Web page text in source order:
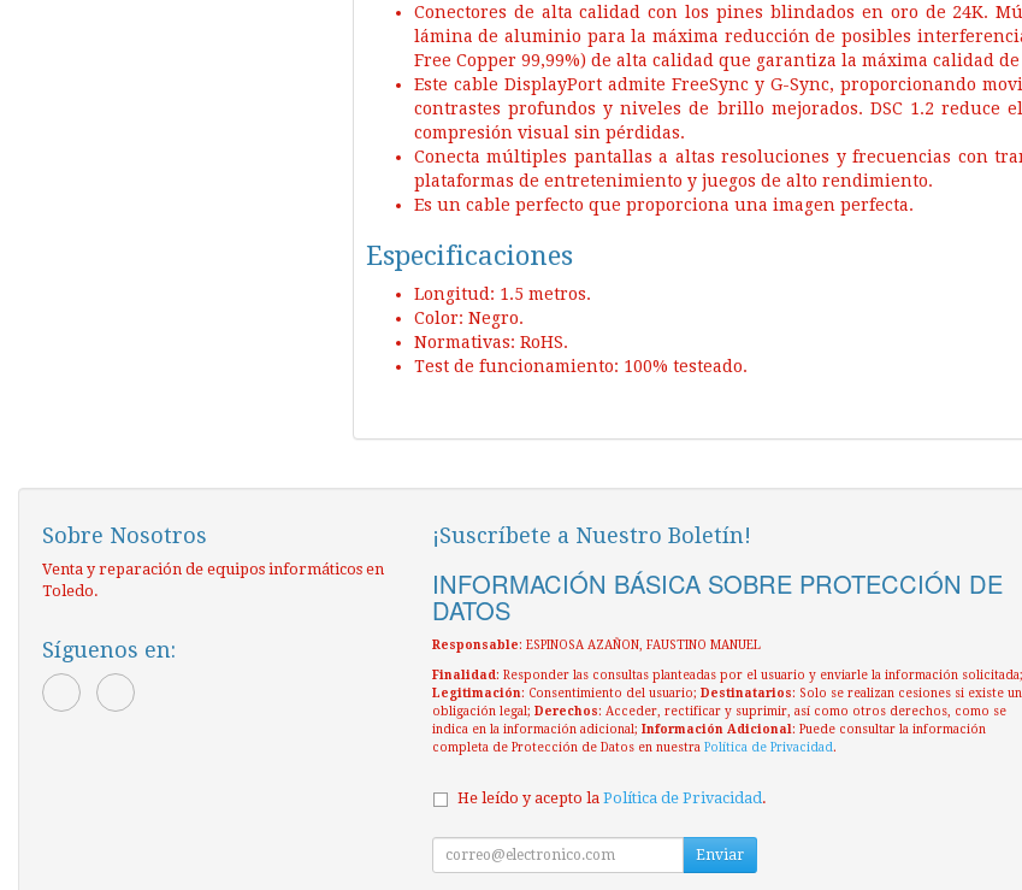
Conectores de alta calidad con los pines blindados en oro de 24K.
lámina de aluminio para la máxima reducción de posibles
Free Copper 99,99%) de alta calidad que garantiza la máxima calidad
Este cable DisplayPort admite FreeSync y G-Sync, proporcionando
contrastes profundos y niveles de brillo mejorados. DSC 1.2 reduce
compresión visual sin pérdidas.
Conecta múltiples pantallas a altas resoluciones y frecuencias con
plataformas de entretenimiento y juegos de alto rendimiento.
Es un cable perfecto que proporciona una imagen perfecta.
Especificaciones
Longitud: 1.5 metros.
Color: Negro.
Normativas: RoHS.
Test de funcionamiento: 100% testeado.
Sobre Nosotros
Venta y reparación de equipos informáticos en
Toledo.
Síguenos en:
¡Suscríbete a Nuestro Boletín!
INFORMACIÓN BÁSICA SOBRE PROTECCIÓN DE
DATOS
Responsable: ESPINOSA AZAÑON, FAUSTINO MANUEL
Finalidad: Responder las consultas planteadas por el usuario y enviarle la información solicitada;
Legitimación: Consentimiento del usuario; Destinatarios: Solo se realizan cesiones si existe
obligación legal; Derechos: Acceder, rectificar y suprimir, así como otros derechos, como se
indica en la información adicional; Información Adicional: Puede consultar la información
completa de Protección de Datos en nuestra Política de Privacidad.
He leído y acepto la Política de Privacidad.
Enviar